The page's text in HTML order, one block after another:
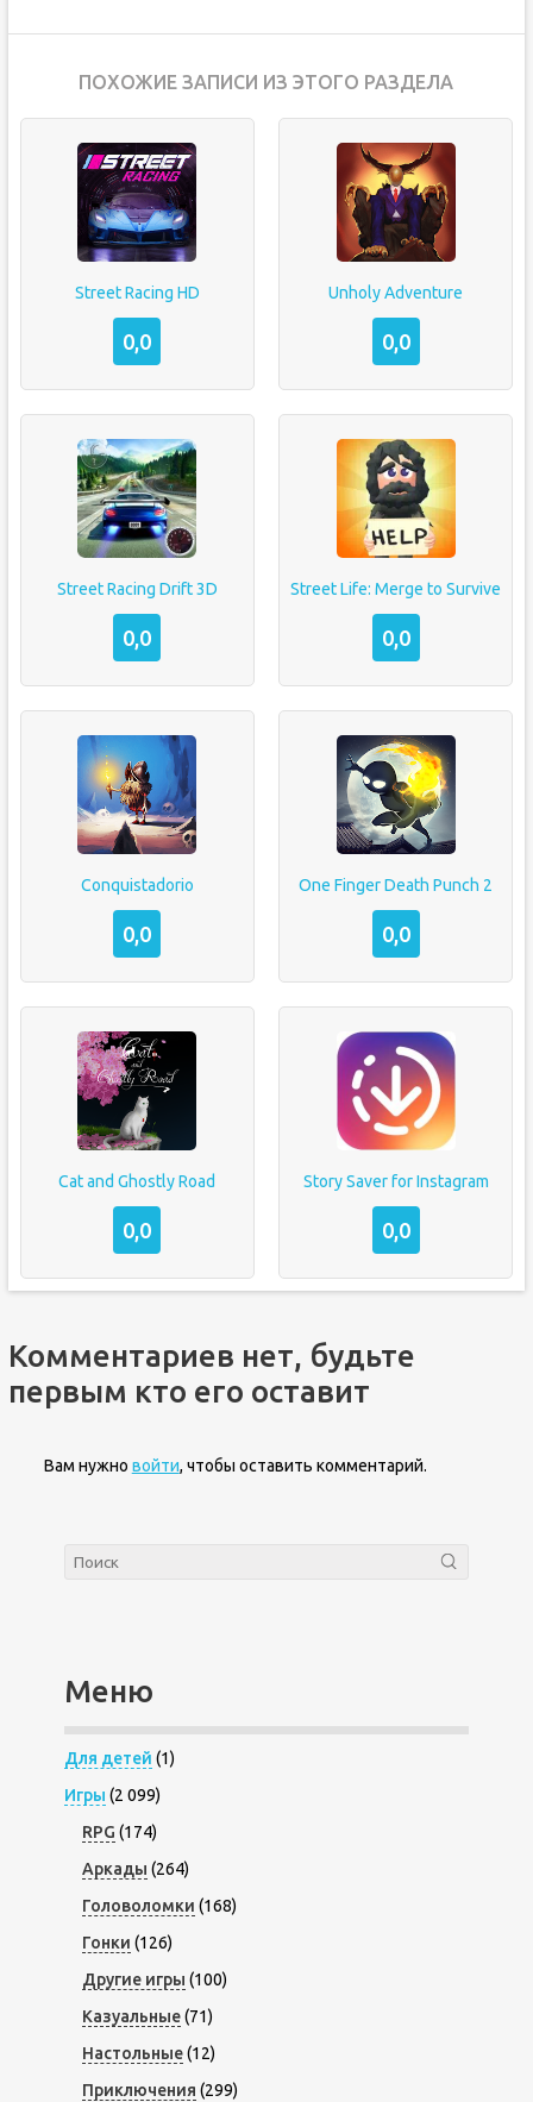
ПОХОЖИЕ ЗАПИСИ ИЗ ЭТОГО РАЗДЕЛА
Street Racing HD
0,0
Unholy Adventure
0,0
Street Racing Drift 3D
0,0
Street Life: Merge to Survive
0,0
Conquistadorio
0,0
One Finger Death Punch 2
0,0
Cat and Ghostly Road
0,0
Story Saver for Instagram
0,0
Комментариев нет, будьте
первым кто его оставит
Вам нужно войти, чтобы оставить комментарий.
Меню
Для детей (1)
Игры (2 099)
RPG (174)
Аркады (264)
Головоломки (168)
Гонки (126)
Другие игры (100)
Казуальные(71)
Настольные(12)
Приключения (299)